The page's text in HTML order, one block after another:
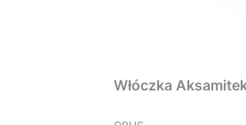
Włóczka
PRODUCENT